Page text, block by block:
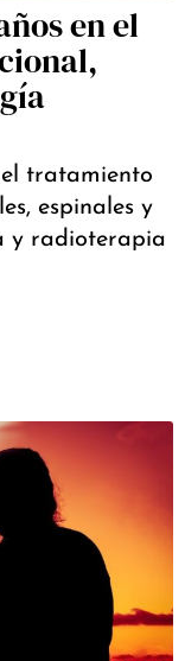
en el
el tratamiento
espinales y
y radioterapia